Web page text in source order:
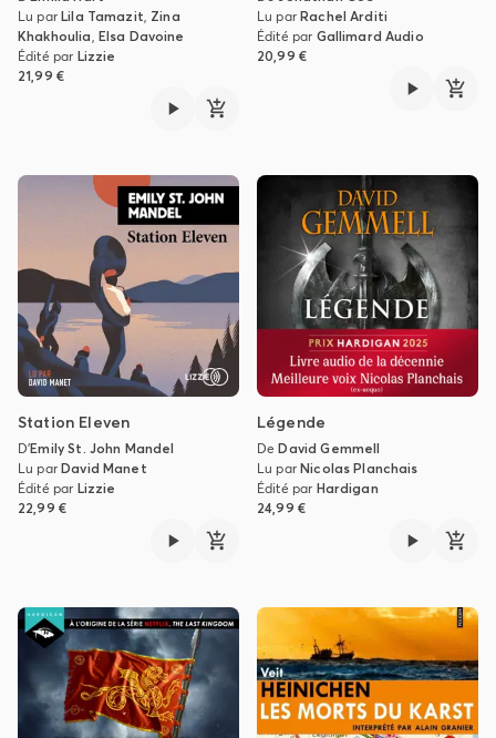
Lu parLila Tamazit, Zina
Khakhoulia, Elsa Davoine
Édité par Lizzie
21,99 €
Lu parRachel Arditi
Édité par Gallimard Audio
20,99 €
Station Eleven
D'Emily St. John Mandel
Lu parDavid Manet
Édité par Lizzie
22,99 €
Légende
DeDavid Gemmell
Lu parNicolas Planchais
Édité par Hardigan
24,99 €